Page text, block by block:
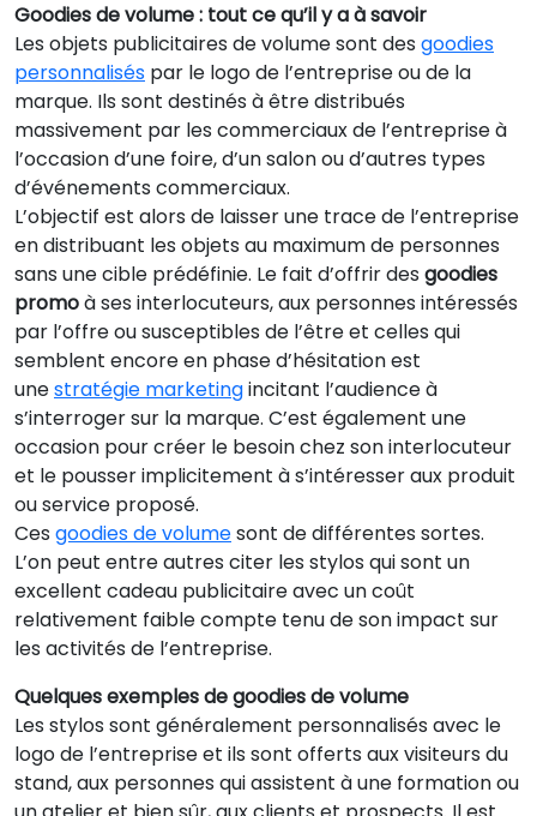
Goodies de volume : tout ce qu’il y a à savoir
Les objets publicitaires de volume sont des goodies
personnalisés par le logo de l’entreprise ou de la
marque. Ils sont destinés à être distribués
massivement par les commerciaux de l’entreprise à
l’occasion d’une foire, d’un salon ou d’autres types
d’événements commerciaux.
L’objectif est alors de laisser une trace de l’entreprise
en distribuant les objets au maximum de personnes
sans une cible prédéfinie. Le fait d’offrir des goodies
promoà ses interlocuteurs, aux personnes intéressés
par l’offre ou susceptibles de l’être et celles qui
semblent encore en phase d’hésitation est
unestratégie marketingincitant l’audience à
s’interroger sur la marque. C’est également une
occasion pour créer le besoin chez son interlocuteur
et le pousser implicitement à s’intéresser aux produit
ou service proposé.
Ces goodies de volumesont de différentes sortes.
L’on peut entre autres citer les stylos qui sont un
excellent cadeau publicitaire avec un coût
relativement faible compte tenu de son impact sur
les activités de l’entreprise.
Quelques exemples de goodies de volume
Les stylos sont généralement personnalisés avec le
logo de l’entreprise et ils sont offerts aux visiteurs du
stand, aux personnes qui assistent à une formation ou